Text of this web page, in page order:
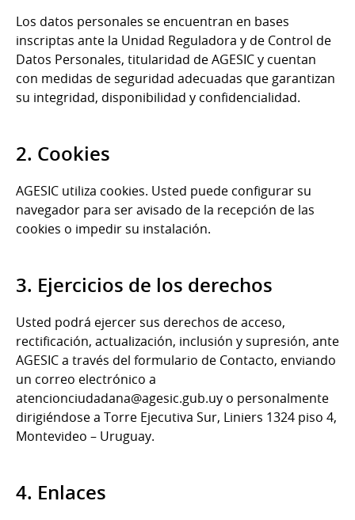
Los datos personales se encuentran en bases
inscriptas ante la Unidad Reguladora y de Control de
Datos Personales, titularidad de AGESIC y cuentan
con medidas de seguridad adecuadas que garantizan
su integridad, disponibilidad y confidencialidad.
2. Cookies
AGESIC utiliza cookies. Usted puede configurar su
navegador para ser avisado de la recepción de las
cookies o impedir su instalación.
3. Ejercicios de los derechos
Usted podrá ejercer sus derechos de acceso,
rectificación, actualización, inclusión y supresión, ante
AGESIC a través del formulario de Contacto, enviando
un correo electrónico a
atencionciudadana@agesic.gub.uy o personalmente
dirigiéndose a Torre Ejecutiva Sur, Liniers 1324 piso 4,
Montevideo – Uruguay.
4. Enlaces